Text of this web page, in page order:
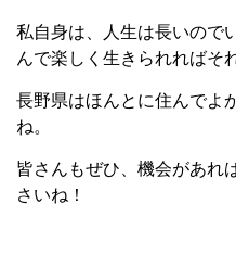
私自身は、人生は長いので
んで楽しく生きられればそ
長野県はほんとに住んでよ
ね。
皆さんもぜひ、機会があれ
さいね！